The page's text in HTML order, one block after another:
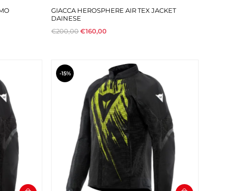
GIACCA HEROSPHERE AIR TEX JACKET
DAINESE
€200,00€160,00
-15%